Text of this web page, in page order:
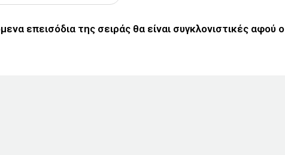
επεισόδια της σειράς θα είναι συγκλονιστικές αφού ο